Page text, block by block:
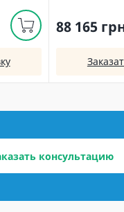
88 165
консультацию